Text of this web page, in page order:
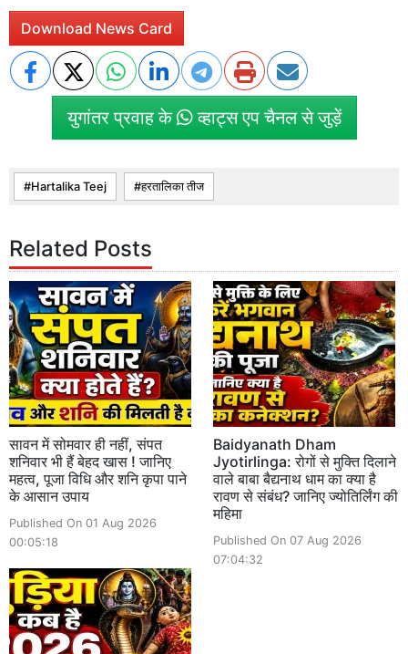
Download News Card
युगांतर प्रवाह के व्हाट्स एप चैनल से जुड़ें
Hartalika Teej हरतालिका तीज
Related Posts
सावन में सोमवार ही नहीं, संपत
शनिवार भी हैं बेहद खास ! जानिए
महत्व, पूजा विधि और शनि कृपा पाने
के आसान उपाय
Published On 01 Aug 2026
00:05:18
Baidyanath Dham
Jyotirlinga: रोगों से मुक्ति दिलाने
वाले बाबा बैद्यनाथ धाम का क्या है
रावण से संबंध? जानिए ज्योतिर्लिंग की
महिमा
Published On 07 Aug 2026
07:04:32